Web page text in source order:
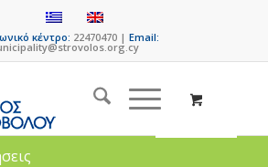
κέντρο: 22470470 |Email: